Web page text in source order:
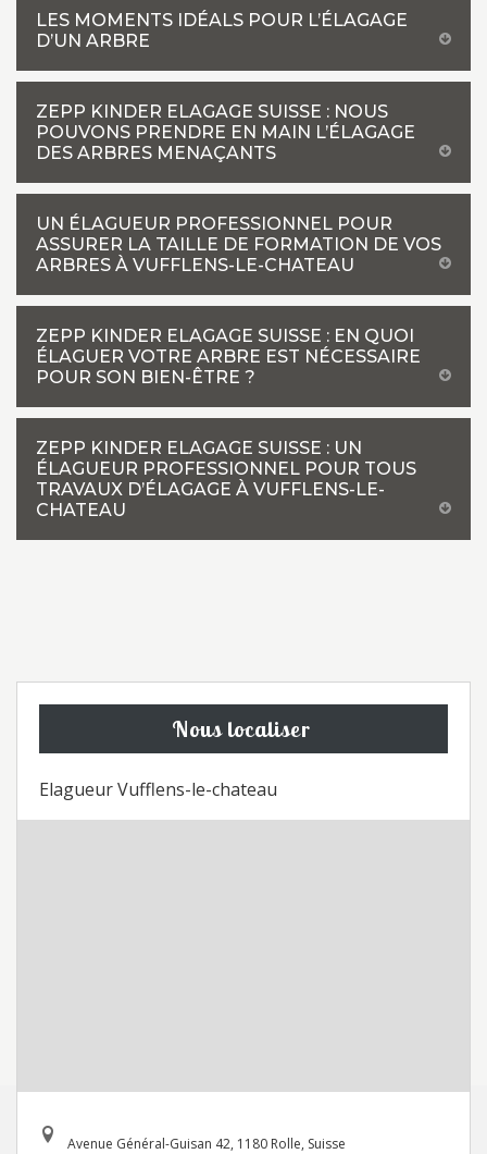
LES MOMENTS IDÉALS POUR L’ÉLAGAGE
D’UN ARBRE
ZEPP KINDER ELAGAGE SUISSE : NOUS
POUVONS PRENDRE EN MAIN L’ÉLAGAGE
DES ARBRES MENAÇANTS
UN ÉLAGUEUR PROFESSIONNEL POUR
ASSURER LA TAILLE DE FORMATION DE VOS
ARBRES À VUFFLENS-LE-CHATEAU
ZEPP KINDER ELAGAGE SUISSE : EN QUOI
ÉLAGUER VOTRE ARBRE EST NÉCESSAIRE
POUR SON BIEN-ÊTRE ?
ZEPP KINDER ELAGAGE SUISSE : UN
ÉLAGUEUR PROFESSIONNEL POUR TOUS
TRAVAUX D’ÉLAGAGE À VUFFLENS-LE-
CHATEAU
Nous localiser
Elagueur Vufflens-le-chateau
Avenue Général-Guisan 42, 1180 Rolle, Suisse